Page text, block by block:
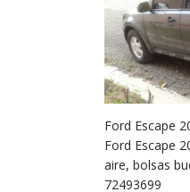
Ford Escape
Ford Escape
aire, bolsas
72493699